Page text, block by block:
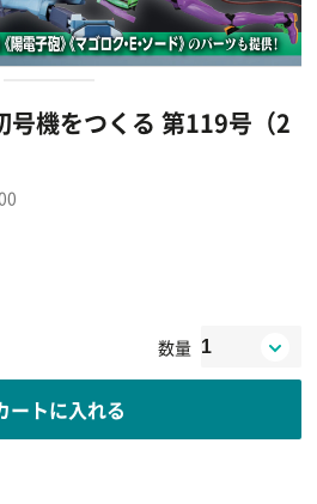
号機をつくる 第119号（2
数量
ートに入れる